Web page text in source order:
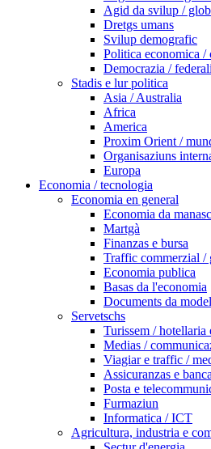
Agid da svilup /
Dretgs umans
Svilup demografic
Politica economica /
Democrazia /
Stadis e lur politica
Asia / Australia
Africa
America
Proxim Orient /
Organisaziuns
Europa
Economia / tecnologia
Economia en general
Economia da
Martgà
Finanzas e bursa
Traffic commerzial /
Economia publica
Basas da l'economia
Documents da model
Servetschs
Turissem / hotellaria
Medias /
Viagiar e traffic /
Assicuranzas e
Posta e
Furmaziun
Informatica / ICT
Agricultura, industria e